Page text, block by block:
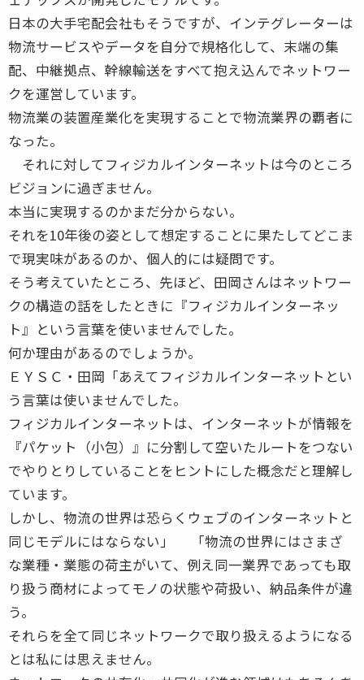
日本の大手宅配会社もそうですが、インテグレーターは
物流サービスやデータを自分で規格化して、末端の集
配、中継拠点、幹線輸送をすべて抱え込んでネットワー
クを運営しています。
物流業の装置産業化を実現することで物流業界の覇者に
なった。
それに対してフィジカルインターネットは今のところ
ビジョンに過ぎません。
本当に実現するのかまだ分からない。
それを10年後の姿として想定することに果たしてどこま
で現実味があるのか、個人的には疑問です。
そう考えていたところ、先ほど、田岡さんはネットワー
クの構造の話をしたときに『フィジカルインターネッ
ト』という言葉を使いませんでした。
何か理由があるのでしょうか。
ＥＹＳＣ・田岡「あえてフィジカルインターネットとい
う言葉は使いませんでした。
フィジカルインターネットは、インターネットが情報を
『パケット（小包）』に分割して空いたルートをつない
でやりとりしていることをヒントにした概念だと理解し
ています。
しかし、物流の世界は恐らくウェブのインターネットと
同じモデルにはならない」 「物流の世界にはさまざ
な業種・業態の荷主がいて、例え同一業界であっても取
り扱う商材によってモノの状態や荷扱い、納品条件が違
う。
それらを全て同じネットワークで取り扱えるようになる
とは私には思えません。